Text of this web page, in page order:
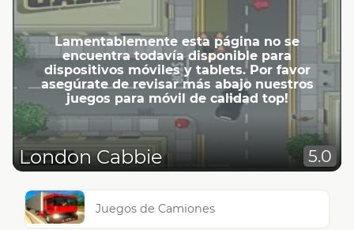
Lamentablemente esta página no se
encuentra todavía disponible para
dispositivos móviles y tablets. Por favor
asegúrate de revisar más abajo nuestros
juegos para móvil de calidad top!
London Cabbie 5.0
Juegos de Camiones